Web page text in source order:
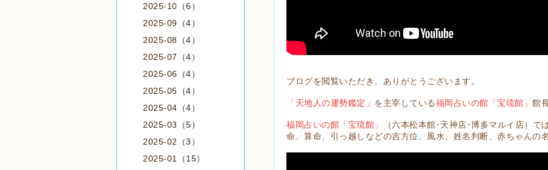
ブログを閲覧いただき、ありがとうございます。
「天地人の運勢鑑定」 を主宰している福岡占いの館「宝琉館」 館
福岡占いの館「宝琉館」
（六本松本館･天神店･博多マルイ店）
命、算命、引っ越しなどの吉方位、風水、姓名判断、赤ちゃんの
2025-10（6）
2025-09（4）
2025-08（4）
2025-07（4）
2025-06（4）
2025-05（4）
2025-04（4）
2025-03（5）
2025-02（3）
2025-01（15）